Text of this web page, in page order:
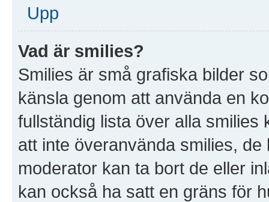
Upp
Vad är smilies?
Smilies är små grafiska bilder
känsla genom att använda en
fullständig lista över alla
att inte överanvända smilies,
moderator kan ta bort de eller
kan också ha satt en gräns för